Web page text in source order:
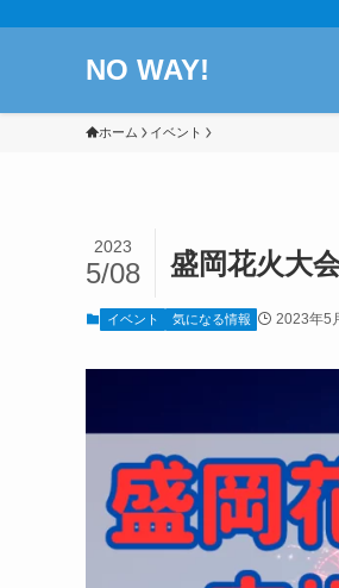
NO WAY!
ホーム イベント
盛岡花火大
2023
5/08
イベント 気になる情報 2023年5